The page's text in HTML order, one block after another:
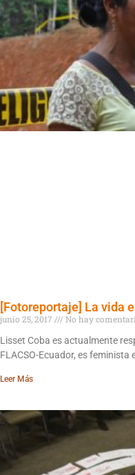
[Fotoreportaje] La vida
junio 25, 2017
No hay
Lisset Coba es actualmente
FLACSO-Ecuador, es
Leer Más